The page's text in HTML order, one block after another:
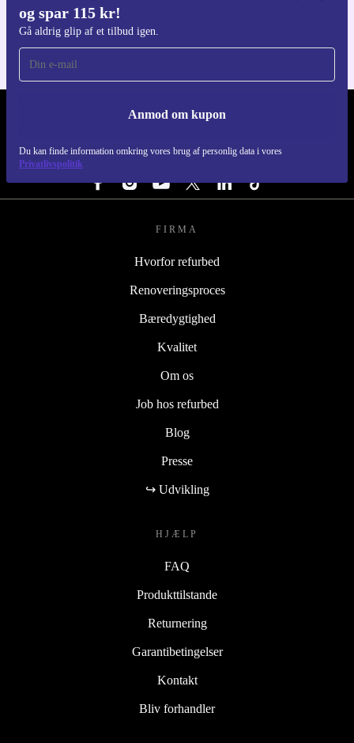
og spar 115 kr!
Gå aldrig glip af et tilbud igen.
Anmod om kupon
Du kan finde information omkring vores brug af personlig data i vores
Privatlivspolitik
REFURBED DANMARK - RETHINK NEW.
FØLG OS
FIRMA
Hvorfor refurbed
Renoveringsproces
Bæredygtighed
Kvalitet
Om os
Job hos refurbed
Blog
Presse
↪ Udvikling
HJÆLP
FAQ
Produkttilstande
Returnering
Garantibetingelser
Kontakt
Bliv forhandler